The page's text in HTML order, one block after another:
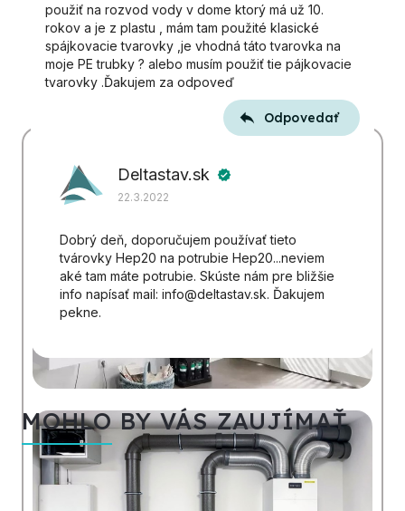
použiť na rozvod vody v dome ktorý má už 10.
rokov a je z plastu , mám tam použité klasické
spájkovacie tvarovky ,je vhodná táto tvarovka na
moje PE trubky ? alebo musím použiť tie pájkovacie
tvarovky .Ďakujem za odpoveď
Odpovedať
Deltastav.sk verified
22.3.2022
Dobrý deň, doporučujem používať tieto
tvárovky Hep20 na potrubie Hep20...neviem
aké tam máte potrubie. Skúste nám pre bližšie
info napísať mail: info@deltastav.sk. Ďakujem
pekne.
MOHLO BY VÁS ZAUJÍMAŤ